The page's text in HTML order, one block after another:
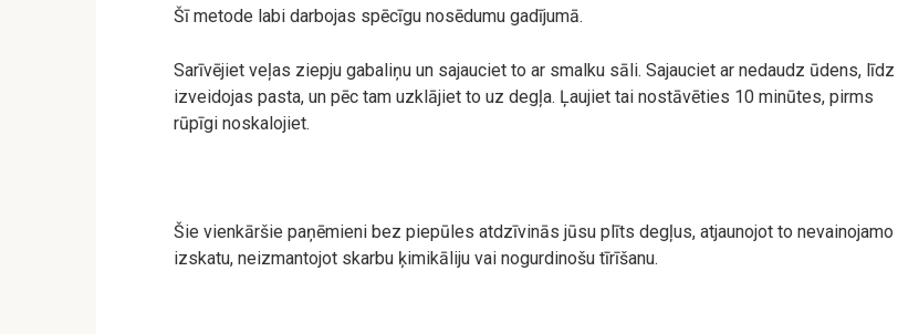
Šī metode labi darbojas spēcīgu nosēdumu gadījumā.
Sarīvējiet veļas ziepju gabaliņu un sajauciet to ar smalku sāli. Sajauciet ar nedaudz ūdens, līdz
izveidojas pasta, un pēc tam uzklājiet to uz degļa. Ļaujiet tai nostāvēties 10 minūtes, pirms
rūpīgi noskalojiet.
Šie vienkāršie paņēmieni bez piepūles atdzīvinās jūsu plīts degļus, atjaunojot to nevainojamo
izskatu, neizmantojot skarbu ķimikāliju vai nogurdinošu tīrīšanu.